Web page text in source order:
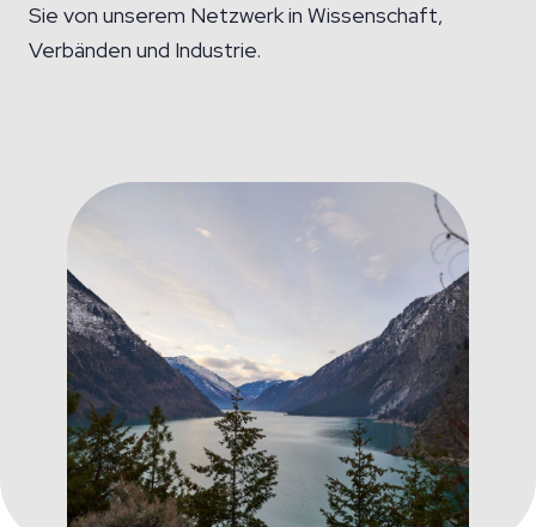
Sie von unserem Netzwerk in Wissenschaft,
Verbänden und Industrie.